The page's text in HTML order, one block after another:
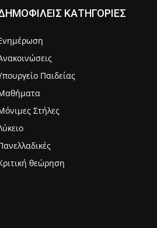
ΚΑΤΗΓΟΡΙΕΣ
Παιδείας
Στήλες
θεώρηση